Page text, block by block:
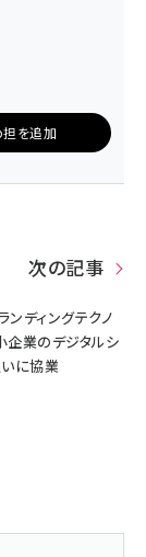
を追加
次の記事
ンディングテクノ
企業のデジタルシ
に協業